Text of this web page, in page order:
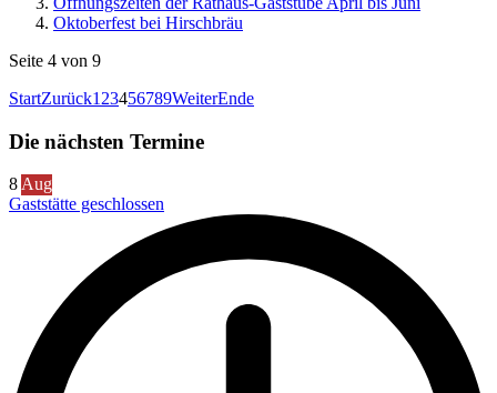
Oktoberfest bei Hirschbräu
Seite 4 von 9
StartZurück1 23456789WeiterEnde
Die nächsten Termine
8 Aug
Gaststätte geschlossen